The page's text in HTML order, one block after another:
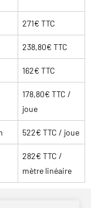
271€ TTC
238,80€ TTC
162€ TTC
178,80€ TTC /
joue
522€ TTC / joue
282€ TTC /
mètre linéaire